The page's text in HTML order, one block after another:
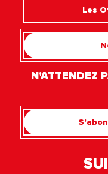
Les
N'ATTENDEZ